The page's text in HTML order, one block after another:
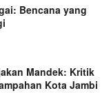
Bencana yang
Mandek: Kritik
Kota Jambi